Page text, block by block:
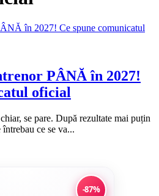
PÂNĂ în 2027!
oficial
se pare. După rezultate mai puțin
ce se va...
-87%